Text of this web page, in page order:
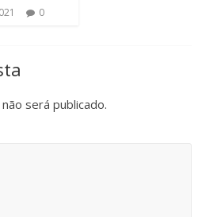
0
será publicado.